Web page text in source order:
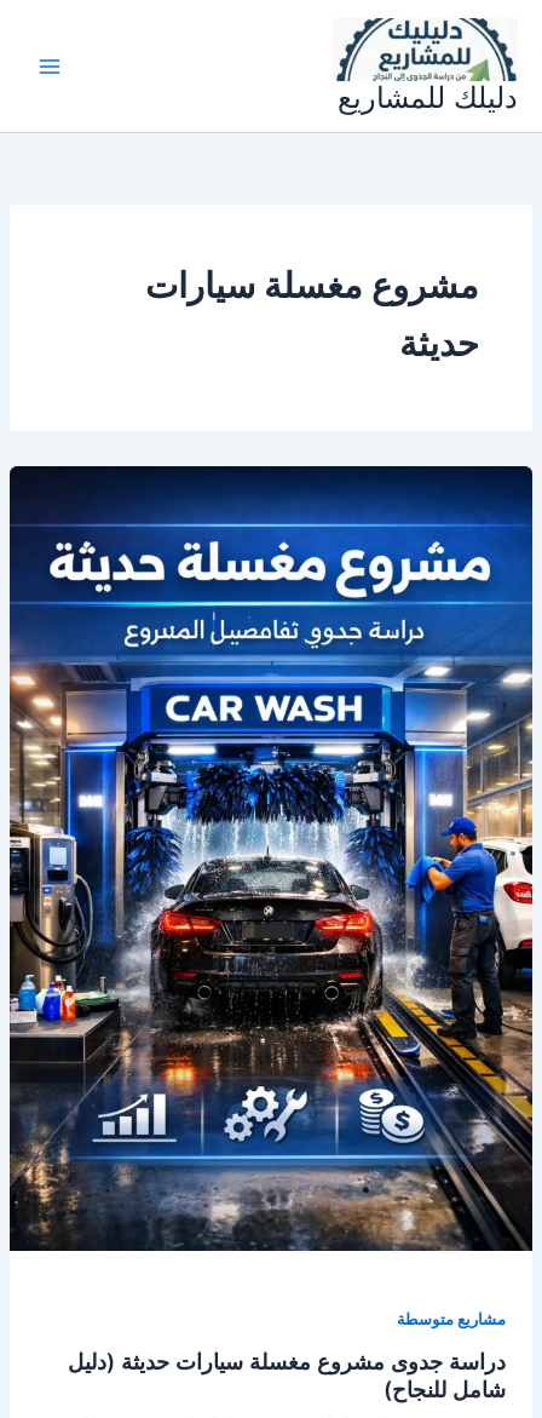
المحتوى
دليلك للمشاريع
مشروع مغسلة سيارات
حديثة
مشاريع متوسطة
دراسة جدوى مشروع مغسلة سيارات حديثة (دليل
شامل للنجاح)